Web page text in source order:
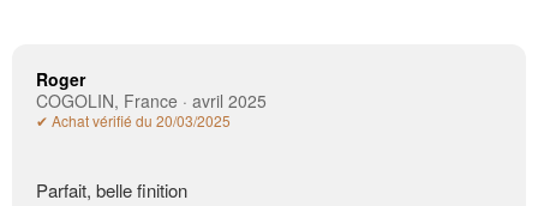
Roger
COGOLIN, France · avril 2025
✔ Achat vérifié du 20/03/2025
Parfait, belle finition